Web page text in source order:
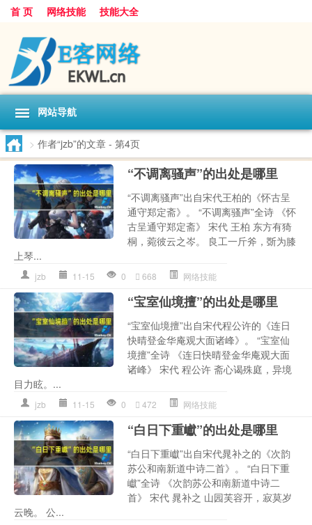
首 页 网络技能 技能大全
网站导航
> 作者“jzb”的文章 - 第4页
“不调离骚声”的出处是哪里
“不调离骚声”出自宋代王柏的《怀古呈
通守郑定斋》。 “不调离骚声”全诗 《怀
古呈通守郑定斋》 宋代 王柏 东方有猗
桐，菀彼云之岑。 良工一斤斧，斲为膝
上琴...
jzb 11-15 0 668 网络技能
“宝室仙境擅”的出处是哪里
“宝室仙境擅”出自宋代程公许的《连日
快晴登金华庵观大面诸峰》。 “宝室仙
境擅”全诗 《连日快晴登金华庵观大面
诸峰》 宋代 程公许 斋心谒殊庭，异境
目力眩。...
jzb 11-15 0 472 网络技能
“白日下重巘”的出处是哪里
“白日下重巘”出自宋代晁补之的《次韵
苏公和南新道中诗二首》。 “白日下重
巘”全诗 《次韵苏公和南新道中诗二
首》 宋代 晁补之 山园芙容开，寂莫岁
云晚。 公...